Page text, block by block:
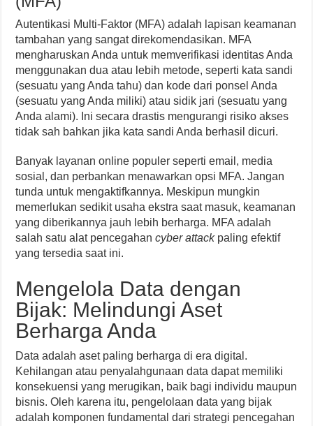
Autentikasi Multi-Faktor (MFA) adalah lapisan keamanan
tambahan yang sangat direkomendasikan. MFA
mengharuskan Anda untuk memverifikasi identitas Anda
menggunakan dua atau lebih metode, seperti kata sandi
(sesuatu yang Anda tahu) dan kode dari ponsel Anda
(sesuatu yang Anda miliki) atau sidik jari (sesuatu yang
Anda alami). Ini secara drastis mengurangi risiko akses
tidak sah bahkan jika kata sandi Anda berhasil dicuri.
Banyak layanan online populer seperti email, media
sosial, dan perbankan menawarkan opsi MFA. Jangan
tunda untuk mengaktifkannya. Meskipun mungkin
memerlukan sedikit usaha ekstra saat masuk, keamanan
yang diberikannya jauh lebih berharga. MFA adalah
salah satu alat pencegahancyber attackpaling efektif
yang tersedia saat ini.
Mengelola Data dengan
Bijak: Melindungi Aset
Berharga Anda
Data adalah aset paling berharga di era digital.
Kehilangan atau penyalahgunaan data dapat memiliki
konsekuensi yang merugikan, baik bagi individu maupun
bisnis. Oleh karena itu, pengelolaan data yang bijak
adalah komponen fundamental dari strategi pencegahan